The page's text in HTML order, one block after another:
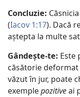
Concluzie:
(Iacov 1:17). Dacă
aştepta la multe
Gândeşte-te: Este
căsătorie deformat
văzut în jur, poate
exemplepozitiveai